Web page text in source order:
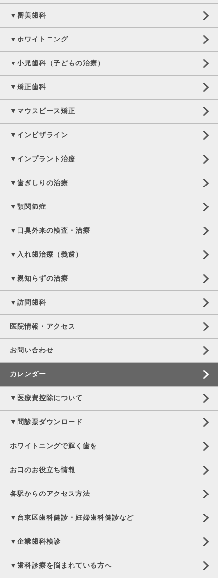
▼審美歯科
▼ホワイトニング
▼小児歯科（子どもの治療）
▼矯正歯科
▼マウスピース矯正
▼インビザライン
▼インプラント治療
▼歯ぎしりの治療
▼顎関節症
▼口臭外来の検査・治療
▼入れ歯治療（義歯）
▼親知らずの治療
▼訪問歯科
医院情報・アクセス
お問い合わせ
カレンダー
▼医療費控除について
▼問診票ダウンロード
ホワイトニングで輝く歯を
お口のお役立ち情報
各駅からのアクセス方法
▼台東区歯科健診・妊婦歯科健診など
▼企業歯科検診
▼歯科診療を悩まれている方へ